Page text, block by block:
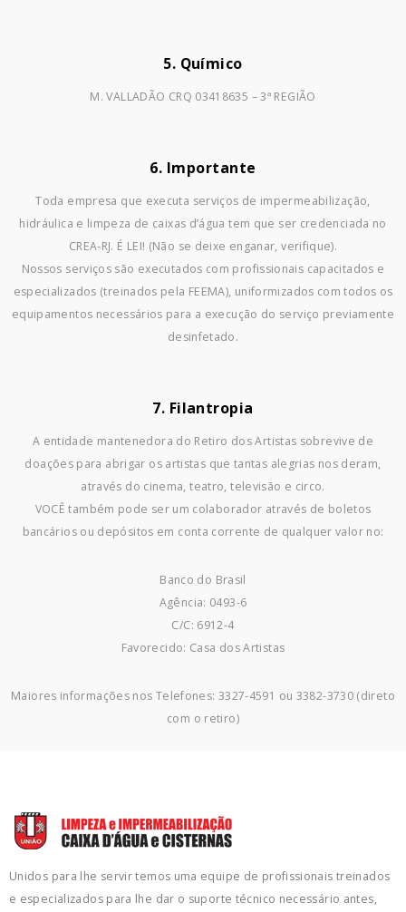
5. Químico
M. VALLADÃO CRQ 03418635 – 3ª REGIÃO
6. Importante
Toda empresa que executa serviços de impermeabilização,
hidráulica e limpeza de caixas d’água tem que ser credenciada no
CREA-RJ. É LEI! (Não se deixe enganar, verifique).
Nossos serviços são executados com profissionais capacitados e
especializados (treinados pela FEEMA), uniformizados com todos os
equipamentos necessários para a execução do serviço previamente
desinfetado.
7. Filantropia
A entidade mantenedora do Retiro dos Artistas sobrevive de
doações para abrigar os artistas que tantas alegrias nos deram,
através do cinema, teatro, televisão e circo.
VOCÊ também pode ser um colaborador através de boletos
bancários ou depósitos em conta corrente de qualquer valor no:
Banco do Brasil
Agência: 0493-6
C/C: 6912-4
Favorecido: Casa dos Artistas
Maiores informações nos Telefones: 3327-4591 ou 3382-3730 (direto
com o retiro)
Unidos para lhe servir temos uma equipe de profissionais treinados
e especializados para lhe dar o suporte técnico necessário antes,